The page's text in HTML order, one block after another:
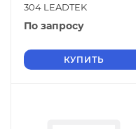
304 LEADTEK
По запросу
КУПИТЬ